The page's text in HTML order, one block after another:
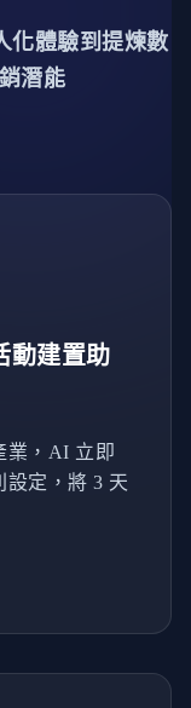
化體驗到提煉數
潛能
動建置助
業，AI 立即
設定，將 3 天